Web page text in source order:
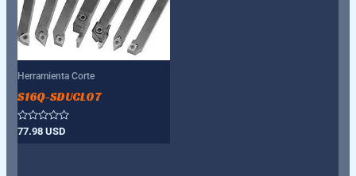
Herramienta Corte
S16Q-SDUCL07
Valorado
77.98USD